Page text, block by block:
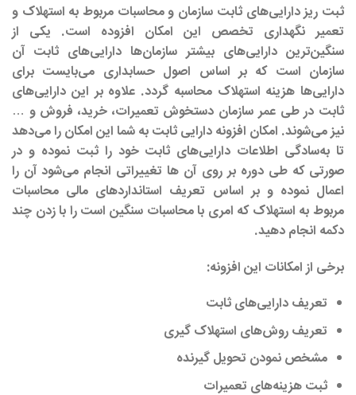
ثبت ریز دارایی‌های ثابت سازمان و محاسبات مربوط به استهلاک و
تعمیر نگهداری تخصص این امکان افزوده است. یکی از
سنگین‌ترین دارایی‌های بیشتر سازمان‌ها دارایی‌های ثابت آن
سازمان است که بر اساس اصول حسابداری می‌بایست برای
دارایی‌ها هزینه استهلاک محاسبه گردد. علاوه بر این دارایی‌های
ثابت در طی عمر سازمان دستخوش تعمیرات، خرید، فروش و …
نیز می‌شوند. امکان افزونه دارایی ثابت به شما این امکان را می‌دهد
تا به‌سادگی اطلاعات دارایی‌های ثابت خود را ثبت نموده و در
صورتی که طی دوره بر روی آن ها تغییراتی انجام می‌شود آن را
اعمال نموده و بر اساس تعریف استانداردهای مالی محاسبات
مربوط به استهلاک که امری با محاسبات سنگین است را با زدن چند
دکمه انجام دهید.
برخی از امکانات این افزونه:
تعریف دارایی‌های ثابت
تعریف روش‌های استهلاک گیری
مشخص نمودن تحویل گیرنده
ثبت هزینه‌های تعمیرات